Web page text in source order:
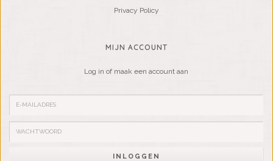
Privacy Policy
MIJN ACCOUNT
Log in of maak een account aan
INLOGGEN